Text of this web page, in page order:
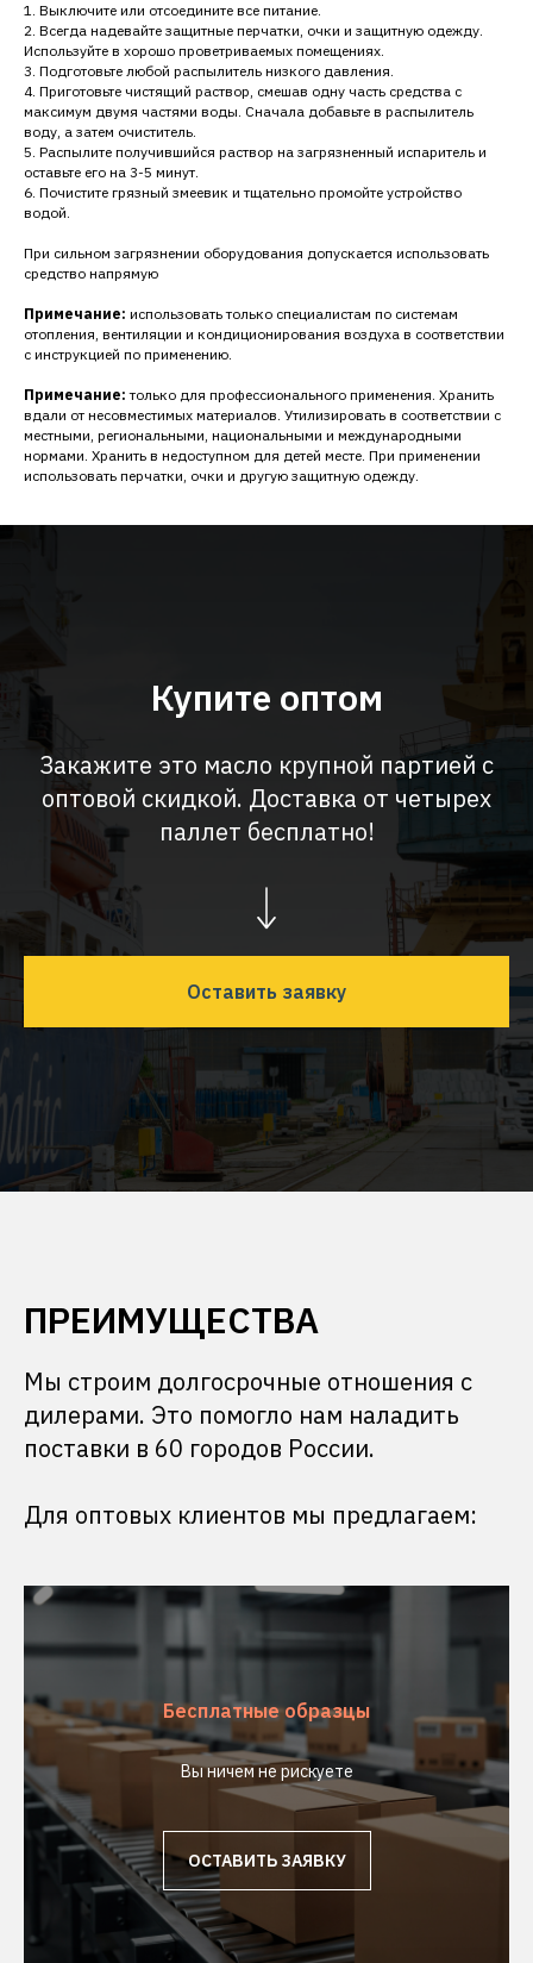
1. Выключите или отсоедините все питание.
2. Всегда надевайте защитные перчатки, очки и защитную одежду.
Используйте в хорошо проветриваемых помещениях.
3. Подготовьте любой распылитель низкого давления.
4. Приготовьте чистящий раствор, смешав одну часть средства с
максимум двумя частями воды. Сначала добавьте в распылитель
воду, а затем очиститель.
5. Распылите получившийся раствор на загрязненный испаритель и
оставьте его на 3-5 минут.
6. Почистите грязный змеевик и тщательно промойте устройство
водой.
При сильном загрязнении оборудования допускается использовать
средство напрямую
Примечание: использовать только специалистам по системам
отопления, вентиляции и кондиционирования воздуха в соответствии
с инструкцией по применению.
Примечание: только для профессионального применения. Хранить
вдали от несовместимых материалов. Утилизировать в соответствии с
местными, региональными, национальными и международными
нормами. Хранить в недоступном для детей месте. При применении
использовать перчатки, очки и другую защитную одежду.
Купите оптом
Закажите это масло крупной партией с
оптовой скидкой. Доставка от четырех
паллет бесплатно!
Оставить заявку
ПРЕИМУЩЕСТВА
Мы строим долгосрочные отношения с
дилерами. Это помогло нам наладить
поставки в 60 городов России.
Для оптовых клиентов мы предлагаем:
Бесплатные образцы
Вы ничем не рискуете
ОСТАВИТЬ ЗАЯВКУ